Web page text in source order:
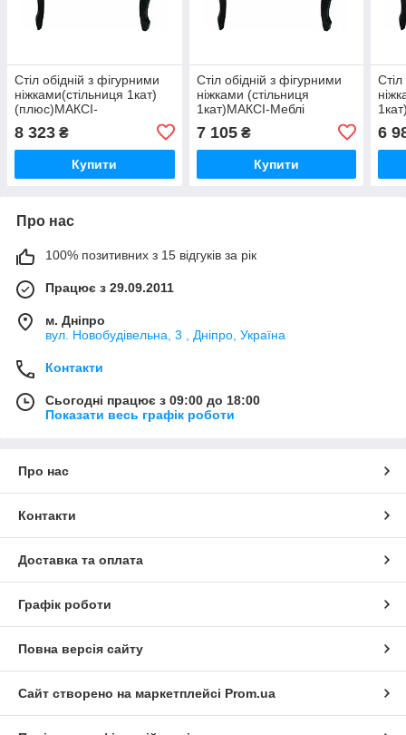
Стіл обідній з фігурними
ніжками(стільниця 1кат)
(плюс)МАКСІ-
Венге темний (10514)
шир.1100
8 323 ₴
Купити
Стіл обідній з фігурними
ніжками (стільниця
1кат)МАКСІ-Меблі
темний (10507) шир.800
7 105₴
Купити
6
Про нас
100% позитивних з 15 відгуків за рік
Працює з 29.09.2011
м. Дніпро
вул. Новобудівельна, 3 , Дніпро, Україна
Контакти
Сьогодні працює з 09:00 до 18:00
Показати весь графік роботи
Про нас
Контакти
Доставка та оплата
Графік роботи
Повна версія сайту
Сайт створено на маркетплейсі Prom.ua